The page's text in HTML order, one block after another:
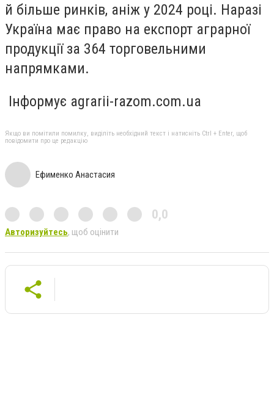
й більше ринків, аніж у 2024 році. Наразі
Україна має право на експорт аграрної
продукції за 364 торговельними
напрямками.
Інформує agrarii-razom.com.ua
Якщо ви помітили помилку, виділіть необхідний текст і натисніть Ctrl + Enter, щоб
повідомити про це редакцію
Ефименко Анастасия
0,0
Авторизуйтесь, щоб оцінити